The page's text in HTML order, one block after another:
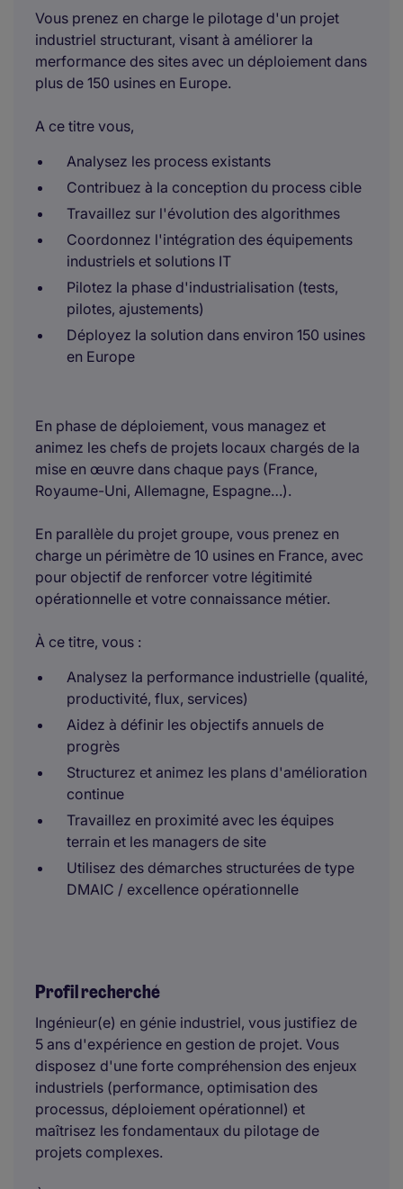
Vous prenez en charge le pilotage d'un projet
industriel structurant, visant à améliorer la
merformance des sites avec un déploiement dans
plus de 150 usines en Europe.
A ce titre vous,
Analysez les process existants
Contribuez à la conception du process cible
Travaillez sur l'évolution des algorithmes
Coordonnez l'intégration des équipements
industriels et solutions IT
Pilotez la phase d'industrialisation (tests,
pilotes, ajustements)
Déployez la solution dans environ 150 usines
en Europe
En phase de déploiement, vous managez et
animez les chefs de projets locaux chargés de la
mise en œuvre dans chaque pays (France,
Royaume-Uni, Allemagne, Espagne…).
En parallèle du projet groupe, vous prenez en
charge un périmètre de 10 usines en France, avec
pour objectif de renforcer votre légitimité
opérationnelle et votre connaissance métier.
À ce titre, vous :
Analysez la performance industrielle (qualité,
productivité, flux, services)
Aidez à définir les objectifs annuels de
progrès
Structurez et animez les plans d'amélioration
continue
Travaillez en proximité avec les équipes
terrain et les managers de site
Utilisez des démarches structurées de type
DMAIC / excellence opérationnelle
Profil recherché
Ingénieur(e) en génie industriel, vous justifiez de
5 ans d'expérience en gestion de projet. Vous
disposez d'une forte compréhension des enjeux
industriels (performance, optimisation des
processus, déploiement opérationnel) et
maîtrisez les fondamentaux du pilotage de
projets complexes.